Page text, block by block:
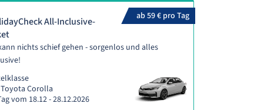
ab 59 € pro Tag
All-Inclusive-
nichts schief gehen - sorgenlos und alles
Toyota Corolla
vom 18.12 - 28.12.2026